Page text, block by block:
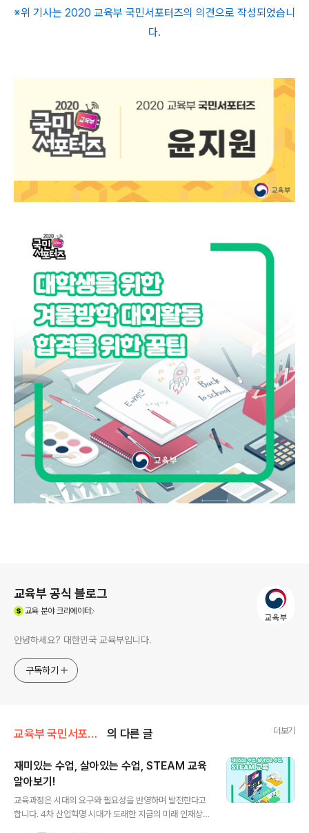
※위 기사는 2020 교육부 국민서포터즈의 의견으로 작성되었습니
다.
교육부 공식 블로그
교육분야 크리에이터
안녕하세요? 대한민국 교육부입니다.
구독하기
교육부 국민서포터즈 의 다른 글 더보기
재미있는 수업, 살아있는 수업, STEAM 교육
알아보기!
교육과정은 시대의 요구와 필요성을 반영하며 발전한다고
합니다. 4차 산업혁명 시대가 도래한 지금의 미래 인재상